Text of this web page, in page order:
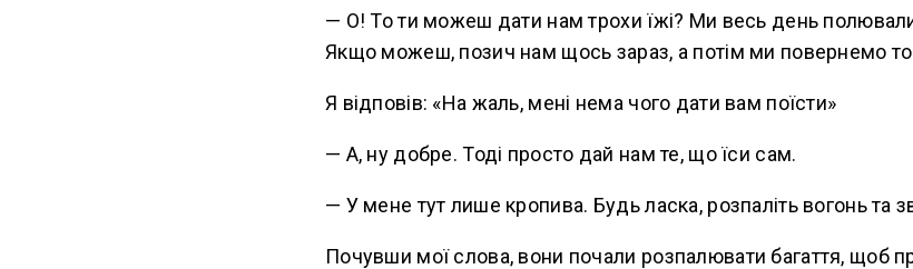
— О! То ти можеш дати нам трохи їжі? Ми весь день
Якщо можеш, позич нам щось зараз, а потім ми повернемо
Я відповів: «На жаль, мені нема чого дати вам поїсти»
— А, ну добре. Тоді просто дай нам те, що їси сам.
— У мене тут лише кропива. Будь ласка, розпаліть вогонь та
Почувши мої слова, вони почали розпалювати багаття, щоб